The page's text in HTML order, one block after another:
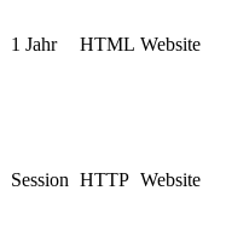
1 Jahr HTML Website
Session HTTP Website